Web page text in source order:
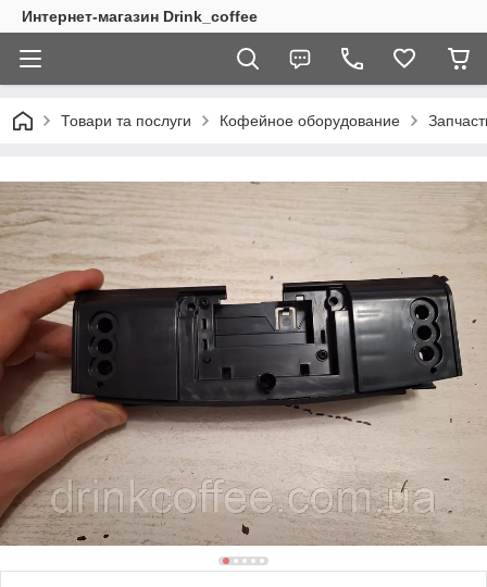
Интернет-магазин Drink_coffee
Товари та послуги Кофейное оборудование